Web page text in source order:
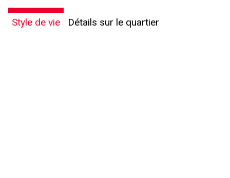
Style de vie Détails sur le quartier